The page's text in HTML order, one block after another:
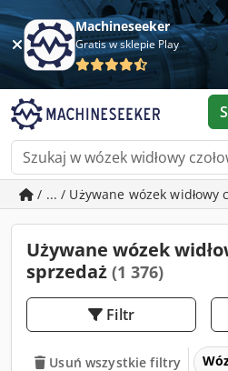
Machineseeker
Gratis w sklepie Play
/ ... / Używane wózek widłowy
Używane wózek
sprzedaż (1 376)
Filtr
Usuń wszystkie filtry